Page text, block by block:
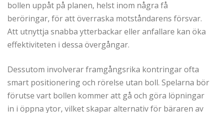
bollen uppåt på planen, helst inom några få
beröringar, för att överraska motståndarens försvar.
Att utnyttja snabba ytterbackar eller anfallare kan öka
effektiviteten i dessa övergångar.
Dessutom involverar framgångsrika kontringar ofta
smart positionering och rörelse utan boll. Spelarna bör
förutse vart bollen kommer att gå och göra löpningar
in i öppna ytor, vilket skapar alternativ för bäraren av